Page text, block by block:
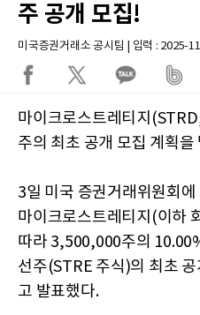
주 공개 모집!
미국증권거래소 공시팀 | 입력 : 2025-
마이크로스트레티지
주의 최초 공개 모집 계획을
3일 미국 증권거래위원회
마이크로스트레티지(이하
따라 3,500,000주의
선주(STRE 주식)의 최초
고 발표했다.